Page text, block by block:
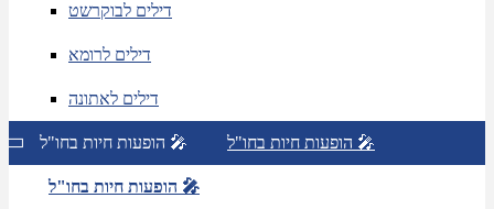
דילים לבוקרשט
דילים לרומא
דילים לאתונה
הופעות חיות בחו"ל 🎤 הופעות חיות בחו"ל 🎤
הופעות חיות בחו"ל 🎤